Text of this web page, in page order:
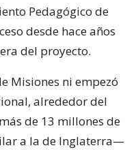
Pedagógico de
desde hace años
del proyecto.
Misiones ni empezó
alrededor del
de 13 millones de
a la de Inglaterra—